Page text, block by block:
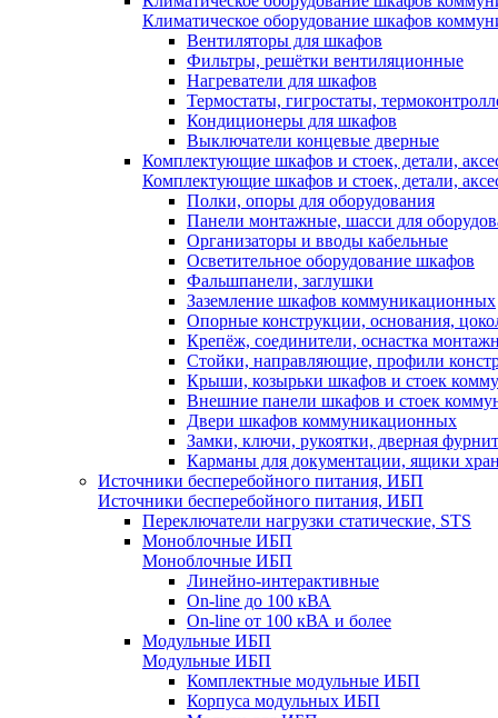
Климатическое оборудование шкафов
Вентиляторы для шкафов
Фильтры, решётки вентиляционные
Нагреватели для шкафов
Термостаты, гигростаты,
Кондиционеры для шкафов
Выключатели концевые дверные
Комплектующие шкафов и стоек, детали,
Комплектующие шкафов и стоек, детали,
Полки, опоры для оборудования
Панели монтажные, шасси для
Организаторы и вводы кабельные
Осветительное оборудование шкафов
Фальшпанели, заглушки
Заземление шкафов коммуникационных
Опорные конструкции, основания,
Крепёж, соединители, оснастка
Стойки, направляющие, профили
Крыши, козырьки шкафов и стоек
Внешние панели шкафов и стоек
Двери шкафов коммуникационных
Замки, ключи, рукоятки, дверная
Карманы для документации, ящики
Источники бесперебойного питания, ИБП
Источники бесперебойного питания, ИБП
Переключатели нагрузки статические, STS
Моноблочные ИБП
Моноблочные ИБП
Линейно-интерактивные
On-line до 100 кВА
On-line от 100 кВА и более
Модульные ИБП
Модульные ИБП
Комплектные модульные ИБП
Корпуса модульных ИБП